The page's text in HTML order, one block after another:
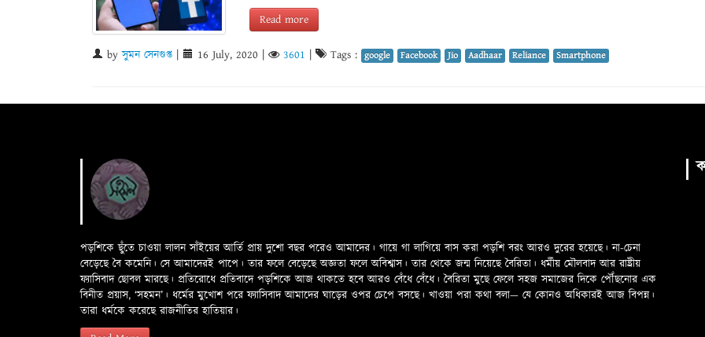
Read more
byসুমন সেনগুপ্ত 16 July, 2020 3601 Tags : google Facebook Jio Aadhaar Reliance Smartphone
পড়শিকে ছুঁতে চাওয়া লালন সাঁইয়ের আর্তি প্রায় দুশো বছর পরেও আমাদের। গায়ে গা লাগিয়ে বাস করা পড়শি বরং আরও দুরের হয়েছে। না-চেনা
বেড়েছে বৈ কমেনি। সে আমাদেরই পাপে। তার ফলে বেড়েছে অজ্ঞতা ফলে অবিশ্বাস। তার থেকে জন্ম নিয়েছে বৈরিতা। ধর্মীয় মৌলবাদ আর রাষ্ট্রীয়
ফ্যাসিবাদ ছোবল মারছে। প্রতিরোধে প্রতিবাদে পড়শিকে আজ থাকতে হবে আরও বেঁধে বেঁধে। বৈরিতা মুছে ফেলে সহজ সমাজের দিকে পৌঁছনোর এক
বিনীত প্রয়াস, ‘সহমন’। ধর্মের মুখোশ পরে ফ্যাসিবাদ আমাদের ঘাড়ের ওপর চেপে বসছে। খাওয়া পরা কথা বলা—­­ যে কোনও অধিকারই আজ বিপন্ন।
তারা ধর্মকে করেছে রাজনীতির হাতিয়ার।